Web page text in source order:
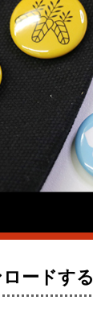
ードする